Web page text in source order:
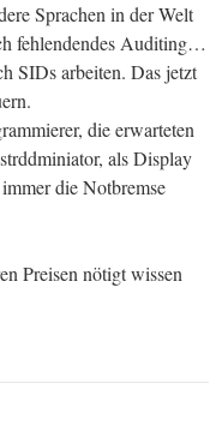
Sprachen in der Welt
fehlendendes Auditing…
SIDs arbeiten. Das jetzt
die erwarteten
als Display
die Notbremse
Preisen nötigt wissen